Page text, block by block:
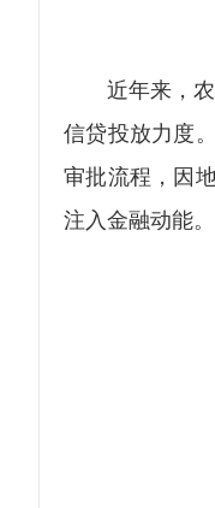
近年来，农
信贷投放力度
审批流程，因
注入金融动能。